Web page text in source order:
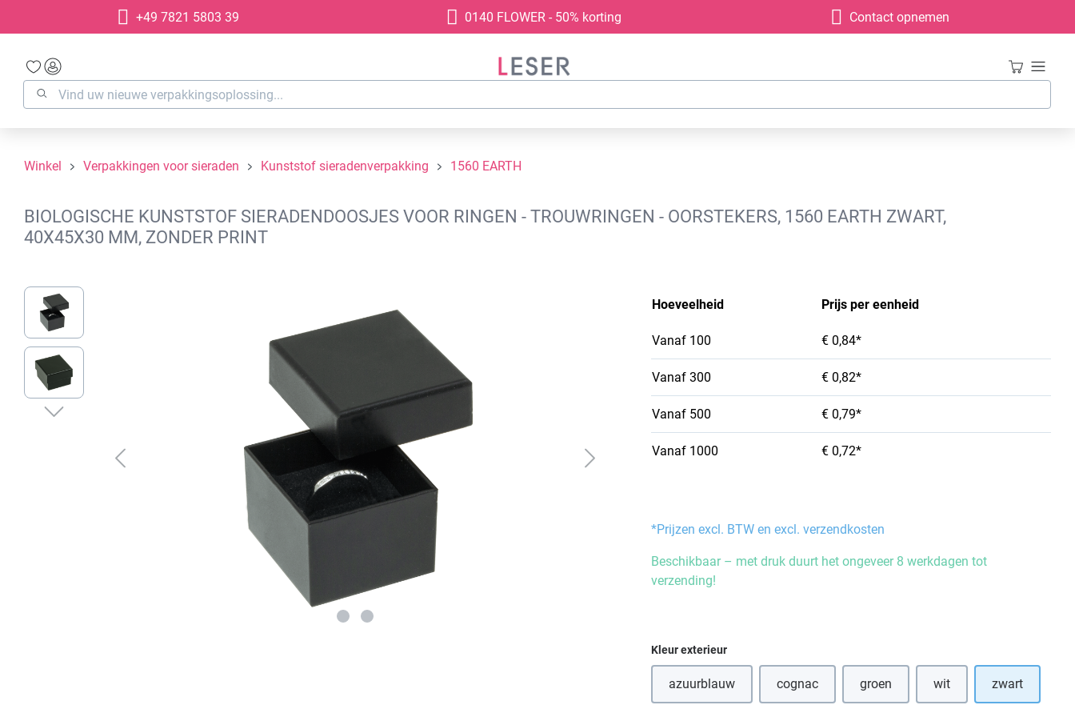
Ga naar de hoofdnavigatie
+49 7821 5803 39 0140 FLOWER - 50% korting Contact opnemen
Winkel Verpakkingen voor sieraden Kunststof sieradenverpakking 1560 EARTH
BIOLOGISCHE KUNSTSTOF SIERADENDOOSJES VOOR RINGEN - TROUWRINGEN - OORSTEKERS, 1560 EARTH ZWART,
40X45X30 MM, ZONDER PRINT
Afbeeldingengalerij overslaan
Hoeveelheid Prijs per eenheid
Vanaf 100 € 0,84*
Vanaf 300 € 0,82*
Vanaf 500 € 0,79*
Vanaf 1000 € 0,72*
*Prijzen excl. BTW en excl. verzendkosten
Beschikbaar – met druk duurt het ongeveer 8 werkdagen tot
verzending!
Selecteer
Kleur exterieur
azuurblauw(Deze optie is momenteel niet beschikbaar.)
cognac groen(Deze optie is momenteel niet
wit(Deze optie is momenteel
zwart